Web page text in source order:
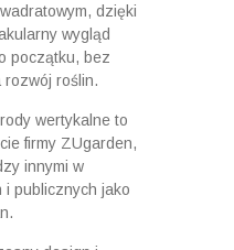
dzięki
wygląd
początku, bez
rozwój roślin.
wertykalne to
firmy ZUgarden,
innymi w
publicznych jako